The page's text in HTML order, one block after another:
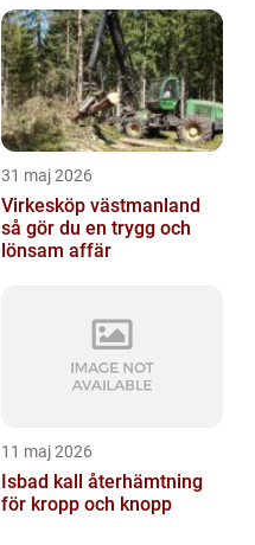
31 maj 2026
Virkesköp västmanland
så gör du en trygg och
lönsam affär
11 maj 2026
Isbad kall återhämtning
för kropp och knopp